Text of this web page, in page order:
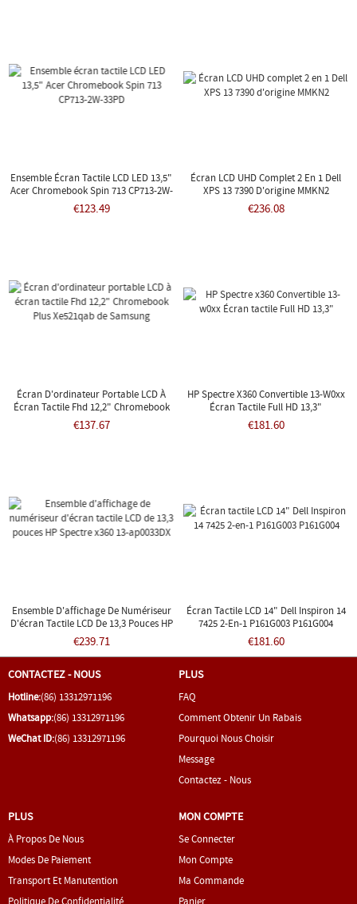
Ensemble Écran Tactile LCD LED 13,5"
Acer Chromebook Spin 713 CP713-2W-
33PD
€123.49
Écran LCD UHD Complet 2 En 1 Dell
XPS 13 7390 D'origine MMKN2
€236.08
Écran D'ordinateur Portable LCD À
Écran Tactile Fhd 12,2" Chromebook
Plus Xe521qab De Samsung
€137.67
HP Spectre X360 Convertible 13-W0xx
Écran Tactile Full HD 13,3"
€181.60
Ensemble D'affichage De Numériseur
D'écran Tactile LCD De 13,3 Pouces HP
Spectre X360 13-Ap0033DX
€239.71
Écran Tactile LCD 14" Dell Inspiron 14
7425 2-En-1 P161G003 P161G004
€181.60
CONTACTEZ - NOUS
Hotline:(86) 13312971196
Whatsapp:(86) 13312971196
WeChat ID:(86) 13312971196
PLUS
FAQ
Comment Obtenir Un Rabais
Pourquoi Nous Choisir
Message
Contactez - Nous
PLUS
À Propos De Nous
Modes De Paiement
Transport Et Manutention
Politique De Confidentialité
MON COMPTE
Se Connecter
Mon Compte
Ma Commande
Panier